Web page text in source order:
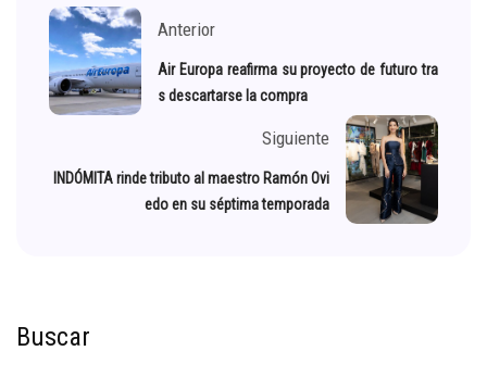
Anterior
Air Europa reafirma su proyecto de futuro tra
s descartarse la compra
Siguiente
INDÓMITA rinde tributo al maestro Ramón Ovi
edo en su séptima temporada
Buscar